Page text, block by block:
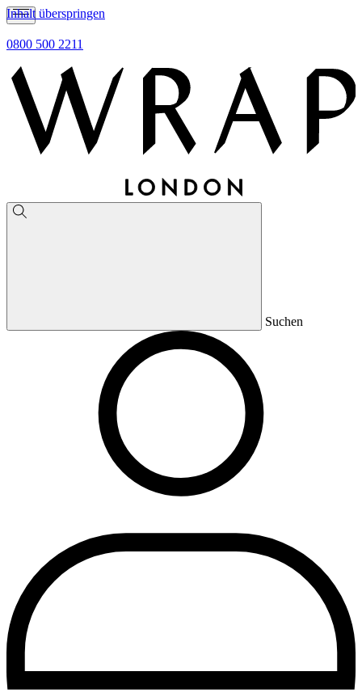
Inhalt überspringen
0800 500 2211
Suchen